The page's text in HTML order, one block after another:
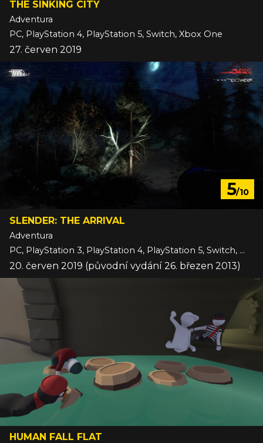
THE SINKING CITY
Adventura
PC, PlayStation 4, PlayStation 5, Switch, Xbox One
27. červen 2019
5/10
SLENDER: THE ARRIVAL
Adventura
PC, PlayStation 3, PlayStation 4, PlayStation 5, Switch, Wii U, Xbox 360, Xbox One, Xbox Series
20. červen 2019 (původní vydání 26. březen 2013)
HUMAN FALL FLAT